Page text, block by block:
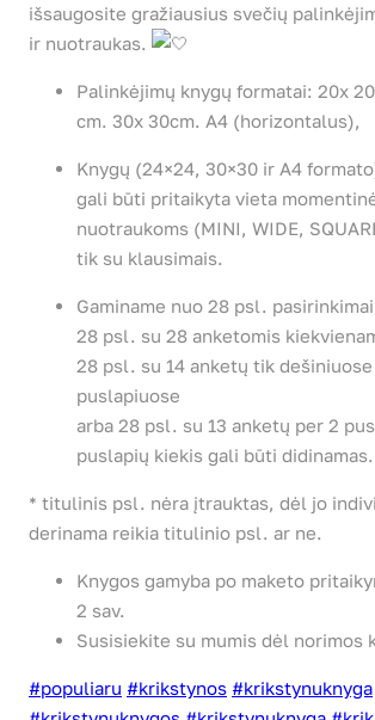
išsaugosite gražiausius svečių
ir nuotraukas.
Palinkėjimų knygų formatai: 20x
cm. 30x 30cm. A4 (horizontalus),
Knygų (24×24, 30×30 ir A4
gali būti pritaikyta vieta
nuotraukoms (MINI, WIDE,
tik su klausimais.
Gaminame nuo 28 psl.
28 psl. su 28 anketomis
28 psl. su 14 anketų tik
puslapiuose
arba 28 psl. su 13 anketų per 2
puslapių kiekis gali būti didinamas.
* titulinis psl. nėra įtrauktas, dėl jo
derinama reikia titulinio psl. ar ne.
Knygos gamyba po maketo
2 sav.
Susisiekite su mumis dėl norimos
#populiaru #krikstynos #krikstynuknyga